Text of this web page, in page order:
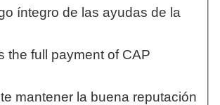
íntegro de las ayudas de la
the full payment of CAP
mantener la buena reputación